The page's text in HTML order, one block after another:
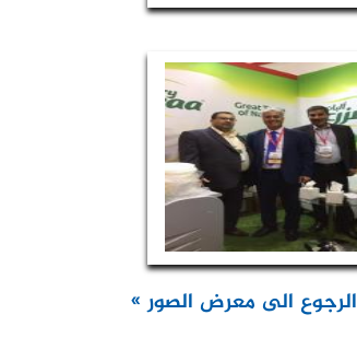
الرجوع الى معرض الصور »